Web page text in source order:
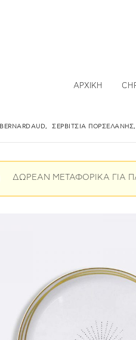
ΑΡΧΙΚΉ
BERNARDAUD, ΣΕΡΒΊΤΣΙΑ ΠΟΡΣΕΛΆΝΗΣ,
ΔΩΡΕΑΝ ΜΕΤΑΦΟΡΙΚΑ ΓΙΑ